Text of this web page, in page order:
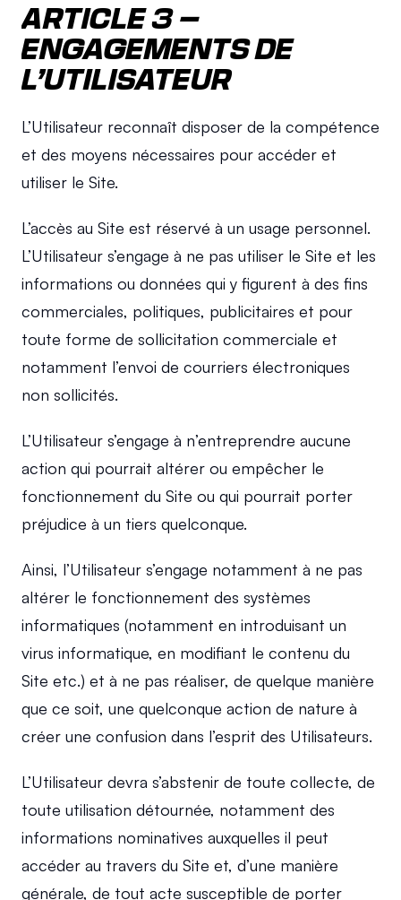
ARTICLE 3 –
ENGAGEMENTS DE
L’UTILISATEUR
L’Utilisateur reconnaît disposer de la compétence
et des moyens nécessaires pour accéder et
utiliser le Site.
L’accès au Site est réservé à un usage personnel.
L’Utilisateur s’engage à ne pas utiliser le Site et les
informations ou données qui y figurent à des fins
commerciales, politiques, publicitaires et pour
toute forme de sollicitation commerciale et
notamment l’envoi de courriers électroniques
non sollicités.
L’Utilisateur s’engage à n’entreprendre aucune
action qui pourrait altérer ou empêcher le
fonctionnement du Site ou qui pourrait porter
préjudice à un tiers quelconque.
Ainsi, l’Utilisateur s’engage notamment à ne pas
altérer le fonctionnement des systèmes
informatiques (notamment en introduisant un
virus informatique, en modifiant le contenu du
Site etc.) et à ne pas réaliser, de quelque manière
que ce soit, une quelconque action de nature à
créer une confusion dans l’esprit des Utilisateurs.
L’Utilisateur devra s’abstenir de toute collecte, de
toute utilisation détournée, notamment des
informations nominatives auxquelles il peut
accéder au travers du Site et, d’une manière
générale, de tout acte susceptible de porter